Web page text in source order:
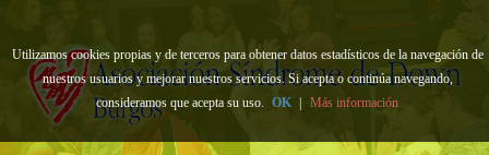
Utilizamos cookies propias y de terceros para obtener datos estadísticos de la navegación de
nuestros usuarios y mejorar nuestros servicios. Si acepta o continúa navegando,
consideramos que acepta su uso. OK Más información